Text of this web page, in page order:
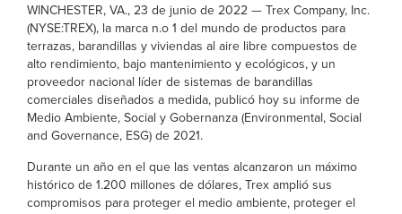
WINCHESTER, VA., 23 de junio de 2022 — Trex Company, Inc.
(NYSE:TREX), la marca n.o 1 del mundo de productos para
terrazas, barandillas y viviendas al aire libre compuestos de
alto rendimiento, bajo mantenimiento y ecológicos, y un
proveedor nacional líder de sistemas de barandillas
comerciales diseñados a medida, publicó hoy su informe de
Medio Ambiente, Social y Gobernanza (Environmental, Social
and Governance, ESG) de 2021.
Durante un año en el que las ventas alcanzaron un máximo
histórico de 1.200 millones de dólares, Trex amplió sus
compromisos para proteger el medio ambiente, proteger el